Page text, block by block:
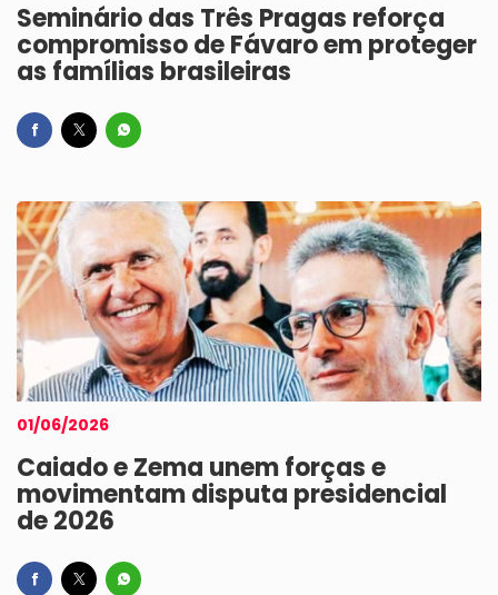
Seminário das Três Pragas reforça
compromisso de Fávaro em proteger
as famílias brasileiras
01/06/2026
Caiado e Zema unem forças e
movimentam disputa presidencial
de 2026